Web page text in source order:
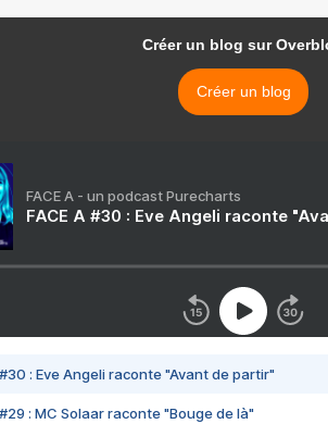
Créer un blog sur
Créer un blog
FACE A - un podcast Purecharts
FACE A #30 : Eve Angeli raconte
#30 : Eve Angeli raconte "Avant de partir"
#29 : MC Solaar raconte "Bouge de là"